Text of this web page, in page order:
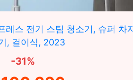
스 전기 스팀 청소기, 슈퍼 차
, 걸이식, 2023
-31%